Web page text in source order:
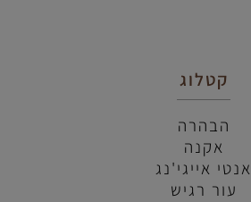
קטלוג
הבהרה
אקנה
אנטי אייגי'נג
עור רגיש